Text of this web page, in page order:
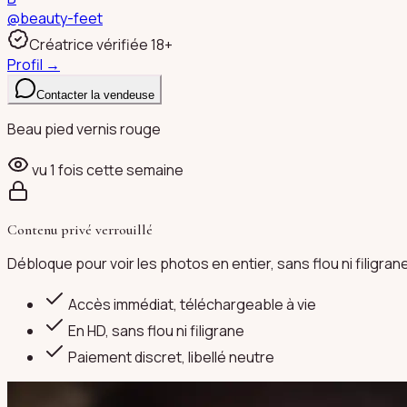
@beauty-feet
Créatrice vérifiée 18+
Profil →
Contacter la vendeuse
Beau pied vernis rouge
vu1 fois cette semaine
Contenu privé verrouillé
Débloque pour voir les photos en entier, sans flou ni
Accès immédiat, téléchargeable à vie
En HD, sans flou ni filigrane
Paiement discret, libellé neutre